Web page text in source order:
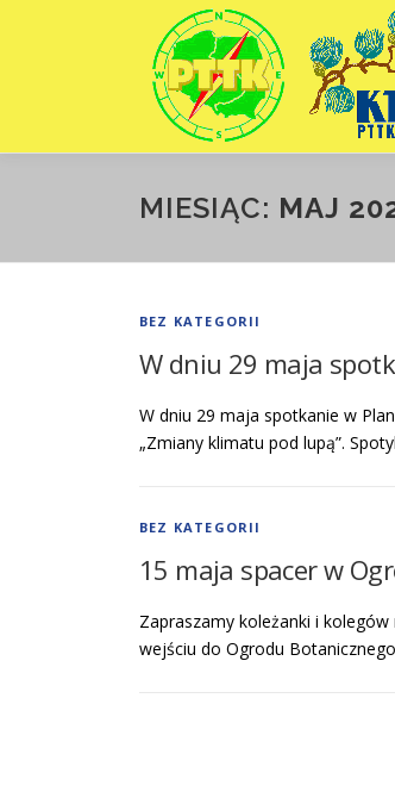
MIESIĄC: MAJ
BEZ KATEGORII
W dniu 29 maja
W dniu 29 maja spotkanie w
„Zmiany klimatu pod lupą”.
BEZ KATEGORII
15 maja spacer w
Zapraszamy koleżanki i
wejściu do Ogrodu